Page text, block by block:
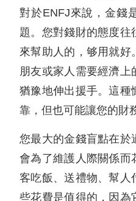
對於ENFJ來說，金錢
題。您對錢財的態度往
來幫助人的，够用就好
朋友或家人需要經濟上
猶豫地伸出援手。這種
靠，但也可能讓您的財
您最大的金錢盲點在於
會為了維護人際關係而
客吃飯、送禮物、幫人
些花費是值得的，因為